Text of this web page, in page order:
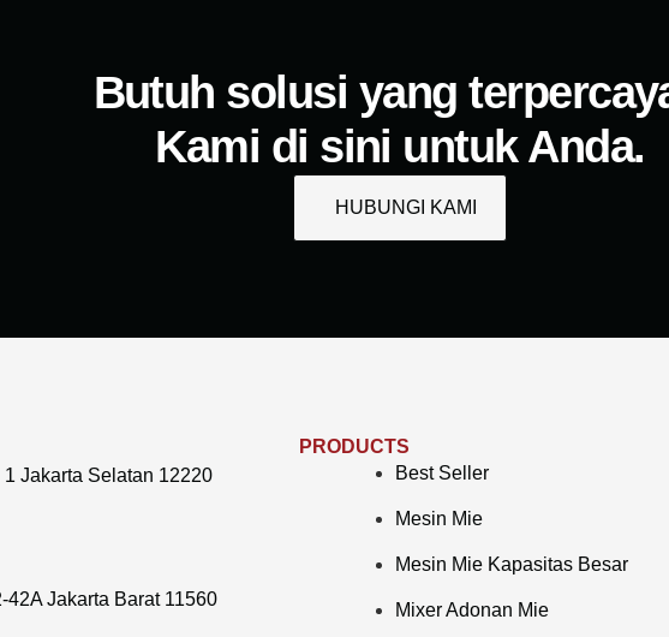
Butuh solusi yang
Kami di sini untuk Anda.
HUBUNGI KAMI
Jakarta Selatan 12220
Jakarta Barat 11560
PRODUCTS
Best Seller
Mesin Mie
Mesin Mie Kapasitas Besar
Mixer Adonan Mie